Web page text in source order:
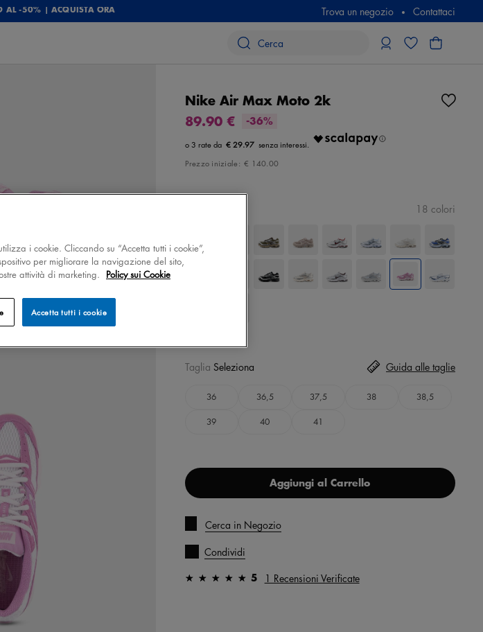
AL -50% | ACQUISTA ORA Trova un negozio Contattaci
Nike Air Max Moto 2k
89.90 €
-36%
€ 29.97
Prezzo iniziale: € 140.00
18 colori
Taglia Seleziona
36 36,5 37,5 38 38,5
39 40 41
Guida alle taglie
Aggiungi al Carrello
Cerca in Negozio
Condividi
5 1 Recensioni Verificate
i cookie. Cliccando su “Accetta tutti i cookie”,
per migliorare la navigazione del sito,
attività di marketing. Policy sui Cookie
Accetta tutti i cookie